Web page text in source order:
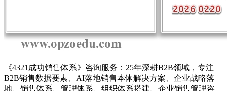
《4321成功销售体系》咨询服务：25年深耕B2B领域， 专注
B2B销售数据要素、AI落地销售本体解决方案、企业战略落
地、销售体系、管理体系、组织体系搭建、企业销售管理咨